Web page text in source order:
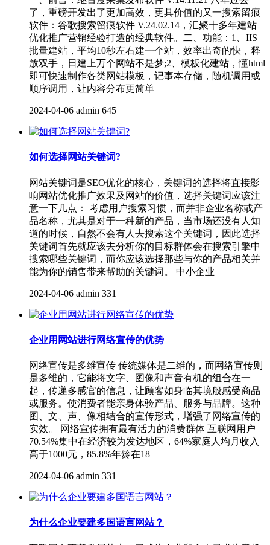
了，重磅开发出了更加高效，更具价值的又一搜索留痕
软件：谷歌搜索留痕软件 V.24.02.14，汇聚十多年建站
优化推广营销经验打造的经典软件。二、功能：1、IIS
批量建站，平均10秒左右建一个站，效率出奇的快，释
放双手，日建上万个网站不是梦;2、模板化建站，懂html
即可快速制作各类网站模板，记事本存储，随机调用或
顺序调用，让内容分布更简单
2024-04-06 admin 645
如何选择网站关键词?
网站关键词是SEO优化的核心，关键词的选择将直接影
响网站优化推广效果及网站的价值，选择关键词应该注
意一下几点： 考虑用户搜索习惯，而并非企业名称或产
品名称，尤其是对于一种新的产品，当市场还没有人知
道的时候，自然不会有人去搜索这个关键词，因此选择
关键词首先就应该去分析你的目标群体会在搜索引擎中
搜索哪些关键词，而你应该选择那些与你的产品相关并
能为你的销售带来帮助的关键词。 中小企业
2024-04-06 admin 331
企业用网站进行网络宣传的优势
网络宣传是多维宣传 传统媒体是二维的，而网络宣传则
是多维的，它能将文字、图像和声音有机的组合在一
起，传递多感官的信息，让顾客如身临其境般感受商品
或服务。使消费者能亲身体验产品、服务与品牌。这种
图、文、声、像相结合的宣传形式，增强了网络宣传的
实效。 网络宣传拥有最有活力的消费群体 互联网用户
70.54%集中在经济较为发达地区，64%家庭人均月收入
高于1000元，85.8%年龄在18
2024-04-06 admin 331
为什么企业要建多国语言网站？